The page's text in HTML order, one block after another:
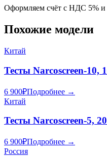
Оформляем счёт с НДС 5% и
Похожие модели
Китай
Тесты Narcoscreen-10,
6 900₽Подробнее →
Китай
Тесты Narcoscreen-5,
6 900₽Подробнее →
Россия